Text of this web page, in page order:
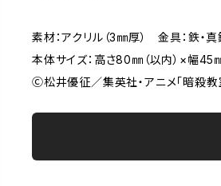
素材：アクリル（3㎜厚） 金具：鉄・真
本体サイズ：高さ80㎜（以内）×幅45
Ⓒ松井優征／集英社・アニメ「暗殺